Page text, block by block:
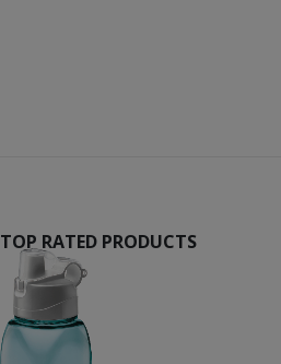
TOP RATED PRODUCTS